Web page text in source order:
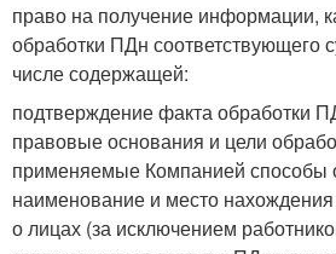
право на получение информации,
обработки ПДн соответствующего
числе содержащей:
подтверждение факта обработки
правовые основания и цели
применяемые Компанией способы
наименование и место
о лицах (за исключением